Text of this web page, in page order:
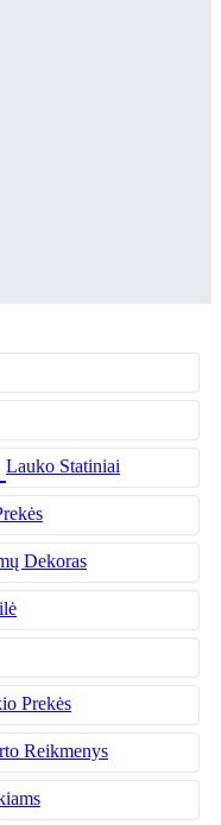
Lauko Statiniai
Dekoras
Prekės
Reikmenys